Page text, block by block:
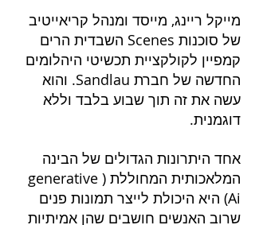
מייקל ריינג, מייסד ומנהל קריאייטיב
של סוכנות Scenes השבדית הרים
קמפיין לקולקציית תכשיטי היהלומים
החדשה של חברת Sandlau. והוא
עשה את זה תוך שבוע בלבד וללא
דוגמנית.
אחד היתרונות הגדולים של הבינה
המלאכותית המחוללת (generative
Ai) היא היכולת לייצר תמונות פנים
שרוב האנשים חושבים שהן אמיתיות